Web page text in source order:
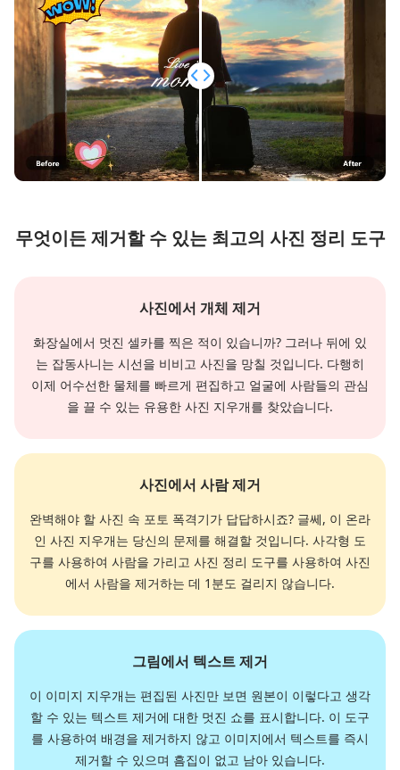
무엇이든 제거할 수 있는 최고의 사진 정리 도구
사진에서 개체 제거
화장실에서 멋진 셀카를 찍은 적이 있습니까? 그러나 뒤에 있
는 잡동사니는 시선을 비비고 사진을 망칠 것입니다. 다행히
이제 어수선한 물체를 빠르게 편집하고 얼굴에 사람들의 관심
을 끌 수 있는 유용한 사진 지우개를 찾았습니다.
사진에서 사람 제거
완벽해야 할 사진 속 포토 폭격기가 답답하시죠? 글쎄, 이 온라
인 사진 지우개는 당신의 문제를 해결할 것입니다. 사각형 도
구를 사용하여 사람을 가리고 사진 정리 도구를 사용하여 사진
에서 사람을 제거하는 데 1분도 걸리지 않습니다.
그림에서 텍스트 제거
이 이미지 지우개는 편집된 사진만 보면 원본이 이렇다고 생각
할 수 있는 텍스트 제거에 대한 멋진 쇼를 표시합니다. 이 도구
를 사용하여 배경을 제거하지 않고 이미지에서 텍스트를 즉시
제거할 수 있으며 흠집이 없고 남아 있습니다.